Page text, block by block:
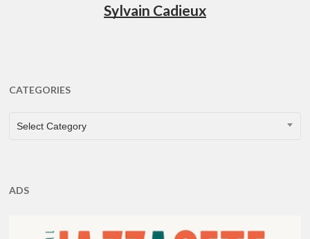
Sylvain Cadieux
CATEGORIES
CATEGORIES
Select Category
ADS